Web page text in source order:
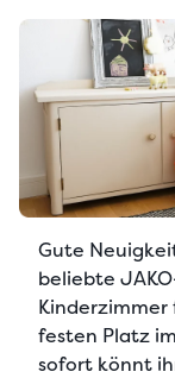
Gute
beliebte
festen Platz im
sofort könnt